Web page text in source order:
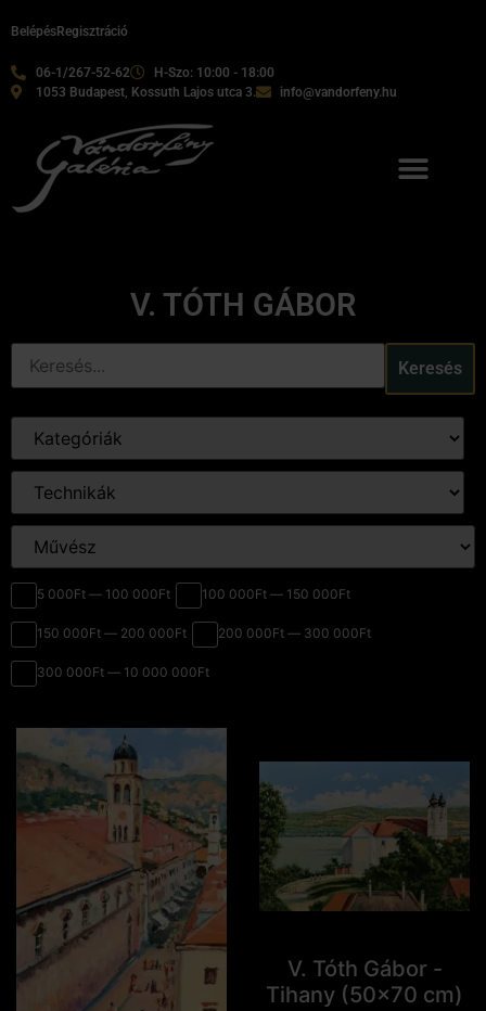
06-1/267-52-62
H-Szo: 10:00 - 18:00
1053 Budapest, Kossuth Lajos utca 3.
info@vandorfeny.hu
BelépésRegisztráció
V. TÓTH GÁBOR
Keresés
5 000Ft — 100 000Ft 100 000Ft — 150 000Ft
150 000Ft — 200 000Ft 200 000Ft — 300 000Ft
300 000Ft — 10 000 000Ft
V. Tóth Gábor -
Tihany (50x70 cm)